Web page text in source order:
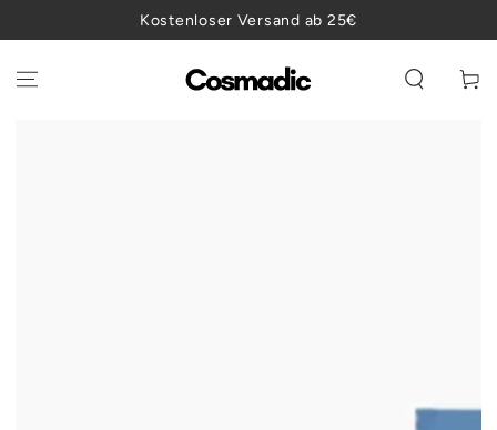
Kostenloser Versand ab 25€